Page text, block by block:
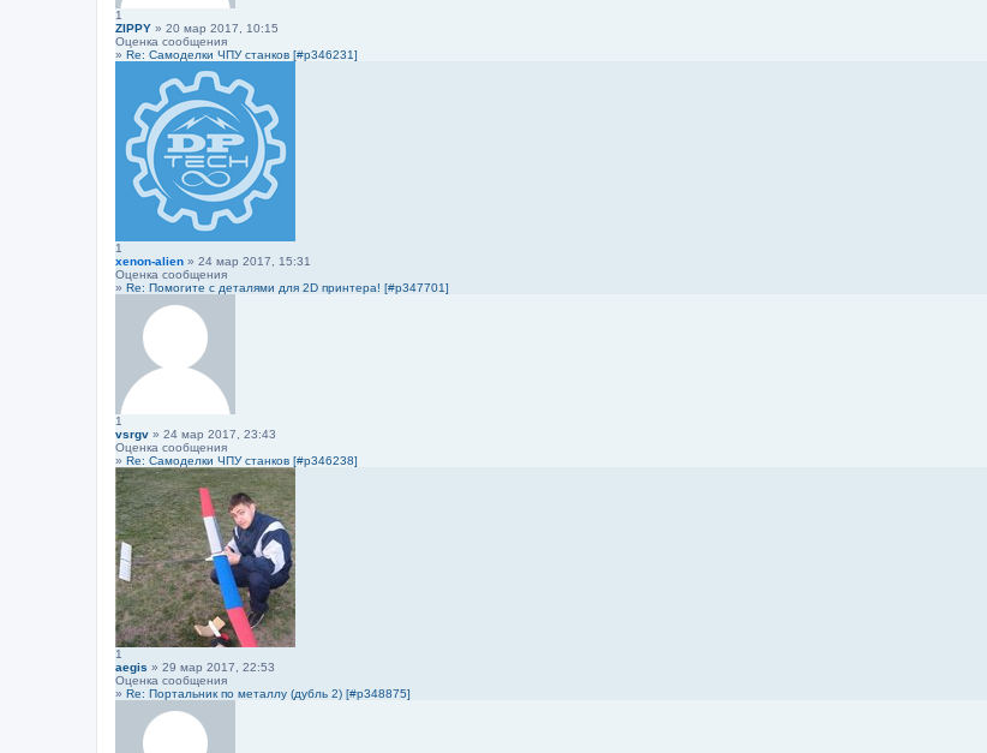
1
ZIPPY » 20 мар 2017, 10:15
Оценка сообщения
» Re: Самоделки ЧПУ станков [#p346231]
1
xenon-alien » 24 мар 2017, 15:31
Оценка сообщения
» Re: Помогите с деталями для 2D принтера! [#p347701]
1
vsrgv » 24 мар 2017, 23:43
Оценка сообщения
» Re: Самоделки ЧПУ станков [#p346238]
1
aegis » 29 мар 2017, 22:53
Оценка сообщения
» Re: Портальник по металлу (дубль 2) [#p348875]